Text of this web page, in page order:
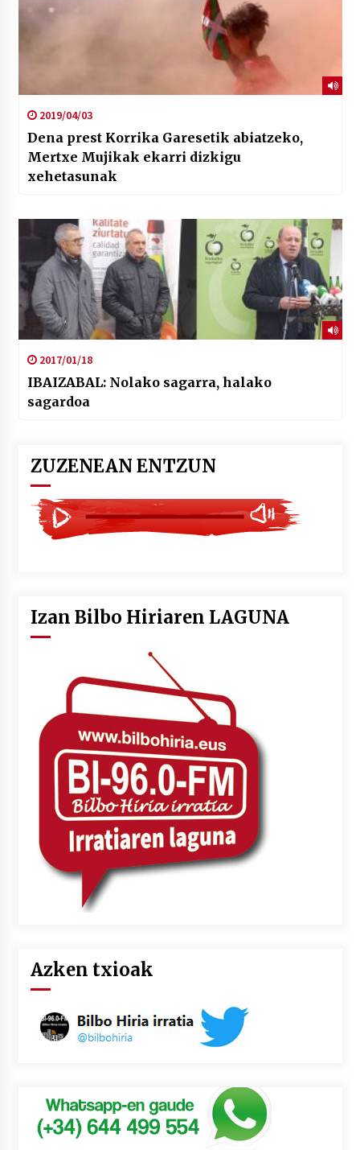
2019/04/03
Dena prest Korrika Garesetik abiatzeko,
Mertxe Mujikak ekarri dizkigu
xehetasunak
2017/01/18
IBAIZABAL: Nolako sagarra, halako
sagardoa
ZUZENEAN ENTZUN
Izan Bilbo Hiriaren LAGUNA
Azken txioak